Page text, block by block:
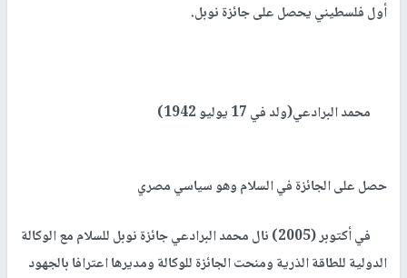
أول فلسطيني يحصل على جائزة نوبل.
محمد البرادعي(ولد في 17 يوليو 1942)
حصل على الجائزة في السلام وهو سياسي مصري
في أكتوبر (2005) نال محمد البرادعي جائزة نوبل للسلام مع الوكالة
الدولية للطاقة الذرية ومنحت الجائزة للوكالة ومديرها اعترافا بالجهود